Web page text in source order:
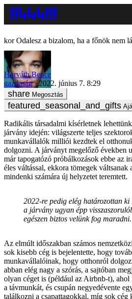
Odalesz a bizalom, ha a főnök nem
Horváth Bence
gazdaság
2022. június 7. 8:29
Megosztás
Radikális társadalmi kísérletnek
járvány idején: világszerte teljes
munkavállalók milliói kezdtek el
dolgozni. A járványt megelőző években
már tapogatózó próbálkozások ebbe az
éles váltással, ekkora tömegek váltsanak
mindenki számára új helyzetet teremtett.
2022-re pedig elég határozottan
a járvány ugyan épp
egészen biztos velünk fog maradni.
Az elmúlt időszakban számos
sok kisebb cég is bejelentette, hogy
munkavállalóinak, hogy otthonról
abban elég nagy a szórás, a sajtóban
olyan céget is (például az Airbnb-t),
a távmunkát, és csupán negyedévente
találkozni a csapattagokkal, míg sok cég